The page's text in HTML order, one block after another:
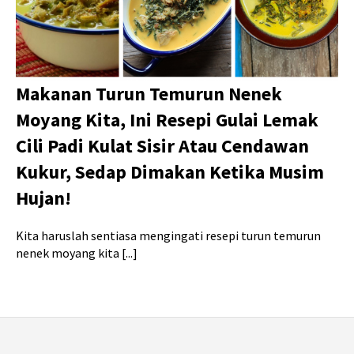
Makanan Turun Temurun Nenek
Moyang Kita, Ini Resepi Gulai Lemak
Cili Padi Kulat Sisir Atau Cendawan
Kukur, Sedap Dimakan Ketika Musim
Hujan!
Kita haruslah sentiasa mengingati resepi turun temurun
nenek moyang kita [...]